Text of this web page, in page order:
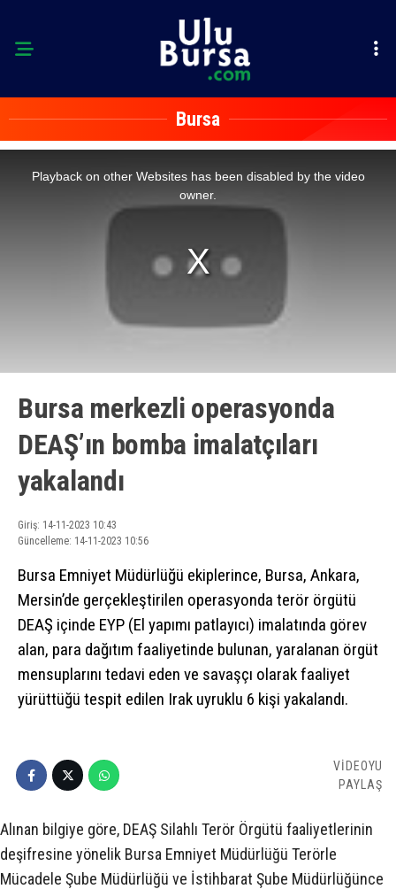
Bursa
Playback on other Websites has been disabled by the video
owner.
Bursa merkezli operasyonda
DEAŞ’ın bomba imalatçıları
yakalandı
Giriş: 14-11-2023 10:43
Güncelleme: 14-11-2023 10:56
Bursa Emniyet Müdürlüğü ekiplerince, Bursa, Ankara,
Mersin’de gerçekleştirilen operasyonda terör örgütü
DEAŞ içinde EYP (El yapımı patlayıcı) imalatında görev
alan, para dağıtım faaliyetinde bulunan, yaralanan örgüt
mensuplarını tedavi eden ve savaşçı olarak faaliyet
yürüttüğü tespit edilen Irak uyruklu 6 kişi yakalandı.
VİDEOYU
PAYLAŞ
Alınan bilgiye göre, DEAŞ Silahlı Terör Örgütü faaliyetlerinin
deşifresine yönelik Bursa Emniyet Müdürlüğü Terörle
Mücadele Şube Müdürlüğü ve İstihbarat Şube Müdürlüğünce